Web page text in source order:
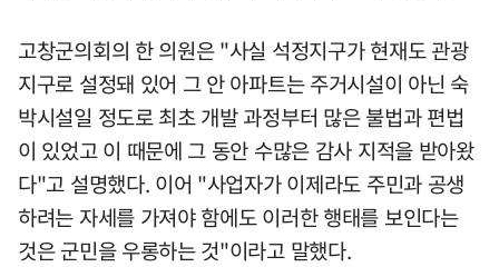
고창군의회의 한 의원은 "사실 석정지구가 현재도 관광
지구로 설정돼 있어 그 안 아파트는 주거시설이 아닌 숙
박시설일 정도로 최초 개발 과정부터 많은 불법과 편법
이 있었고 이 때문에 그 동안 수많은 감사 지적을 받아왔
다"고 설명했다. 이어 "사업자가 이제라도 주민과 공생
하려는 자세를 가져야 함에도 이러한 행태를 보인다는
것은 군민을 우롱하는 것"이라고 말했다.